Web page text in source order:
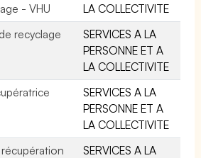
- VHU
LA COLLECTIVITE
recyclage
SERVICES A LA
PERSONNE ET A
LA COLLECTIVITE
SERVICES A LA
PERSONNE ET A
LA COLLECTIVITE
SERVICES A LA